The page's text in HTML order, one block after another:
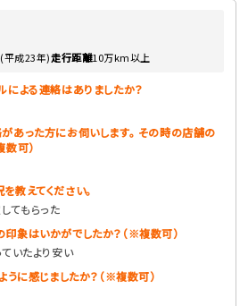
平成23年)走行距離10万km以上
による連絡はありましたか？
あった方にお伺いします。 その時の店舗の
数可）
教えてください。
てもらった
象はいかがでしたか？（※複数可）
いたより安い
うに感じましたか？（※複数可）